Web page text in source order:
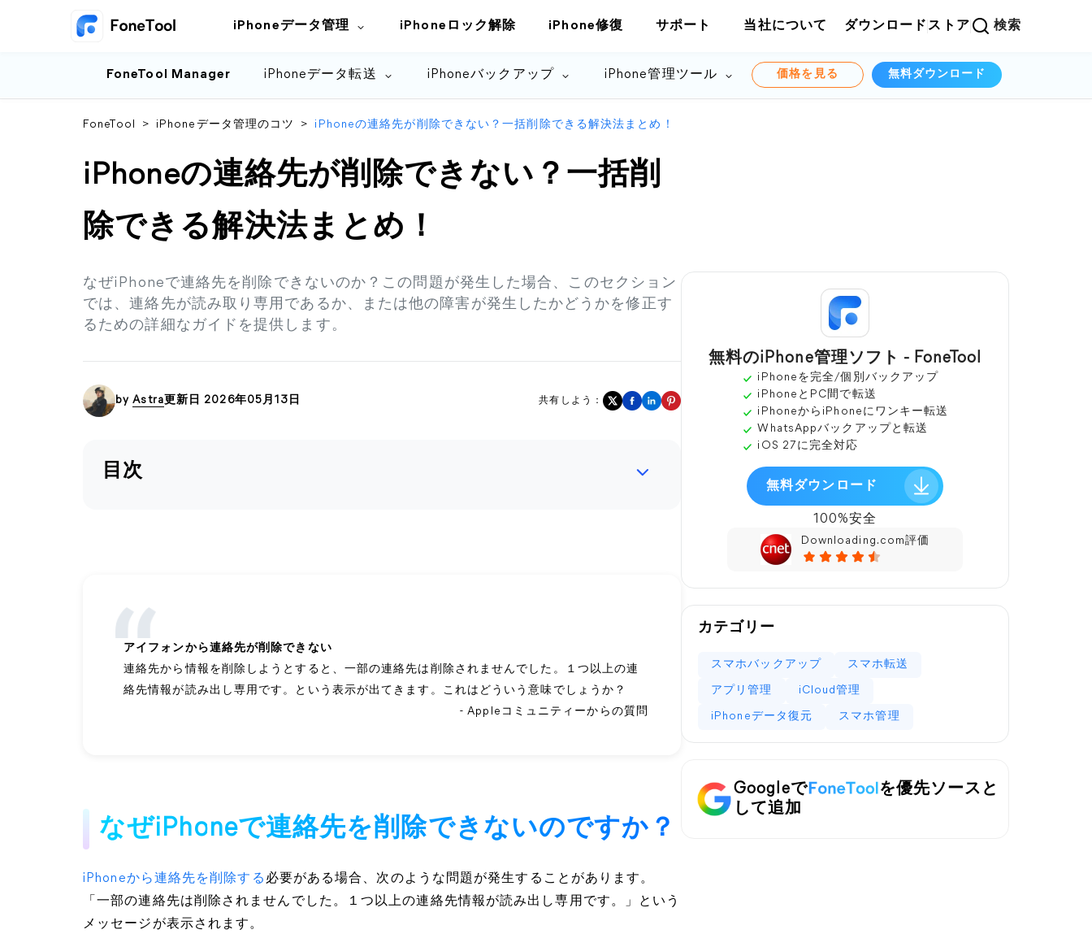
iPhoneデータ管理 iPhoneロック解除 iPhone修復 サポート 当社について ダウンロード ストア 検索
FoneTool Manager iPhoneデータ転送 iPhoneバックアップ iPhone管理ツール 価格を見る 無料ダウンロード
FoneTool > iPhoneデータ管理のコツ > iPhoneの連絡先が削除できない？一括削除できる解決法まとめ！
iPhoneの連絡先が削除できない？一括削
除できる解決法まとめ！
なぜiPhoneで連絡先を削除できないのか？この問題が発生した場合、このセクション
では、連絡先が読み取り専用であるか、または他の障害が発生したかどうかを修正す
るための詳細なガイドを提供します。
byAstra更新日 2026年05月13日 共有しよう：
目次
アイフォンから連絡先が削除できない
連絡先から情報を削除しようとすると、一部の連絡先は削除されませんでした。１つ以上の連
絡先情報が読み出し専用です。という表示が出てきます。これはどういう意味でしょうか？
- Appleコミュニティーからの質問
なぜiPhoneで連絡先を削除できないのですか？
iPhoneから連絡先を削除する 必要がある場合、次のような問題が発生することがあります。
「一部の連絡先は削除されませんでした。１つ以上の連絡先情報が読み出し専用です。」という
メッセージが表示されます。
無料のiPhone管理ソフト - FoneTool
iPhoneを完全/個別バックアップ
iPhoneとPC間で転送
iPhoneからiPhoneにワンキー転送
WhatsAppバックアップと転送
iOS 27に完全対応
無料ダウンロード
100%安全
Downloading.com評価
カテゴリー
スマホバックアップ スマホ転送
アプリ管理 iCloud管理
iPhoneデータ復元 スマホ管理
Googleで
を優先ソースと
して追加